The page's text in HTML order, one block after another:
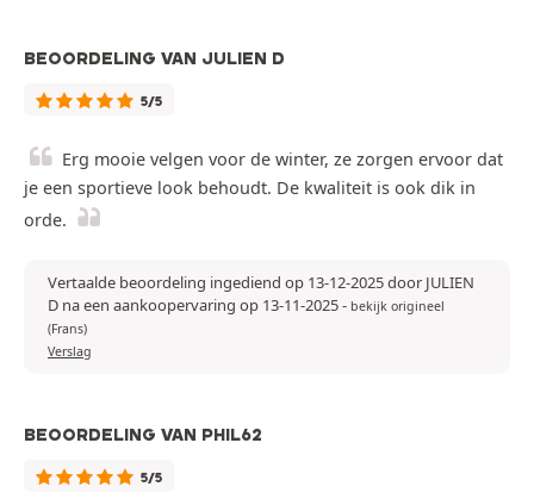
BEOORDELING VAN JULIEN D
5/5
Erg mooie velgen voor de winter, ze zorgen ervoor dat
je een sportieve look behoudt. De kwaliteit is ook dik in
orde.
Vertaalde beoordeling ingediend op 13-12-2025 door JULIEN
D na een aankoopervaring op 13-11-2025- bekijk origineel
(Frans)
Verslag
BEOORDELING VAN PHIL62
5/5